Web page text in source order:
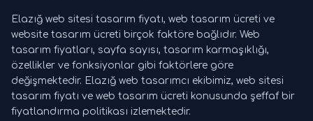
Elazığ web sitesi tasarım fiyatı, web tasarım ücreti ve
website tasarım ücreti birçok faktöre bağlıdır. Web
tasarım fiyatları, sayfa sayısı, tasarım karmaşıklığı,
özellikler ve fonksiyonlar gibi faktörlere göre
değişmektedir. Elazığ web tasarımcı ekibimiz, web sitesi
tasarım fiyatı ve web tasarım ücreti konusunda şeffaf bir
fiyatlandırma politikası izlemektedir.